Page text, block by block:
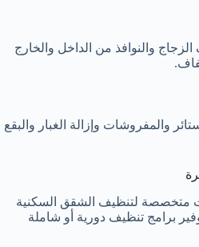
والنوافذ من الداخل والخارج
والمفروشات وإزالة الغبار والبقع
متخصصة لتنظيف الشقق السكنية
برامج تنظيف دورية أو شاملة